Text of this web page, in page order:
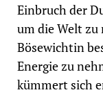
Einbruch der
um die Welt zu
Bösewichtin
Energie zu
kümmert sich